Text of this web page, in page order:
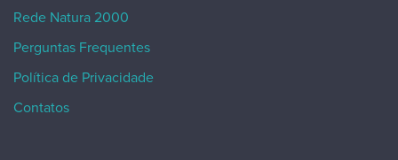
Rede Natura 2000
Perguntas Frequentes
Política de Privacidade
Contatos